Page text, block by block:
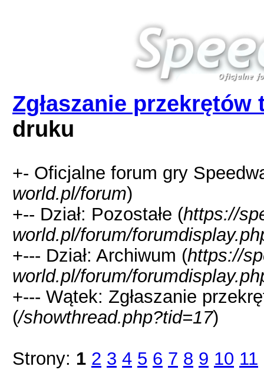
Zgłaszanie
druku
+- Oficjalne forum gry
world.pl/forum)
+-- Dział: Pozostałe (https://
world.pl/forum/
+--- Dział: Archiwum (https://
world.pl/forum/
+--- Wątek: Zgłaszanie
(/showthread.php?tid=17)
Strony: 1 2 3 4 5 6 7 8 9 10 11